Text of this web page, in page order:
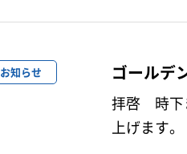
お知らせ ゴールデ
拝啓 時下